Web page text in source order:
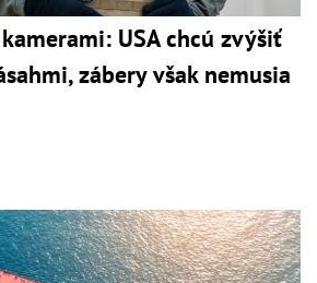
USA chcú zvýšiť
zábery však nemusia